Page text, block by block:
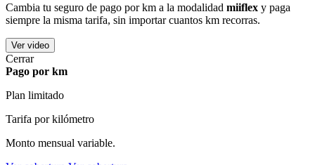
Cambia tu seguro de pago por km a la modalidad miiflex y paga
siempre la misma tarifa, sin importar cuantos km recorras.
Ver video
Cerrar
Pago por km
Plan limitado
Tarifa por kilómetro
Monto mensual variable.